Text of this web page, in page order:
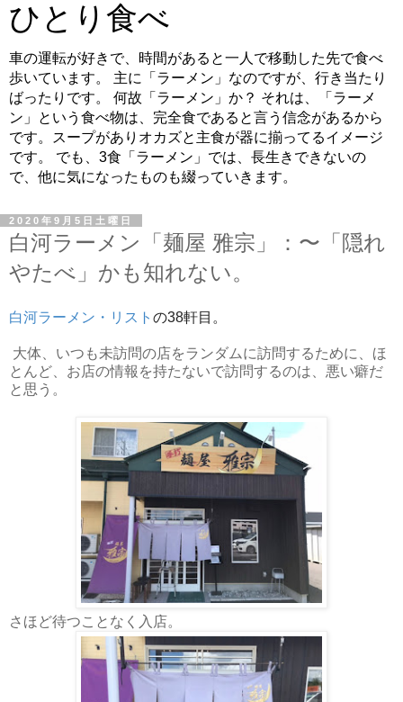
ひとり食べ
車の運転が好きで、時間があると一人で移動した先で食べ
歩いています。 主に「ラーメン」なのですが、行き当たり
ばったりです。 何故「ラーメン」か？ それは、「ラーメ
ン」という食べ物は、完全食であると言う信念があるから
です。スープがありオカズと主食が器に揃ってるイメージ
です。 でも、3食「ラーメン」では、長生きできないの
で、他に気になったものも綴っていきます。
2020年9月5日土曜日
白河ラーメン「麺屋 雅宗」：〜「隠れ
やたべ」かも知れない。
白河ラーメン・リスト の38軒目。
大体、いつも未訪問の店をランダムに訪問するために、ほ
とんど、お店の情報を持たないで訪問するのは、悪い癖だ
と思う。
さほど待つことなく入店。